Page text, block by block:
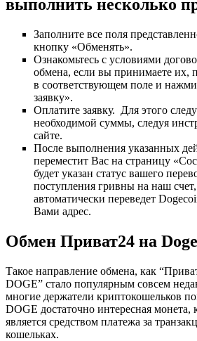
выполнить несколько
Заполните все поля
кнопку «Обменять».
Ознакомьтесь с условиями
обмена, если вы принимаете их,
в соответствующем поле и
заявку».
Оплатите заявку. Для этого
необходимой суммы, следуя
сайте.
После выполнения указанных
переместит Вас на страницу
будет указан статус вашего
поступления гривны на наш счет,
автоматически переведет
Вами адрес.
Обмен Приват24 на
Такое направление обмена, как
DOGE” стало популярным совсем
многие держатели криптокошельков
DOGE достаточно интересная монета,
является средством платежа за
кошельках.